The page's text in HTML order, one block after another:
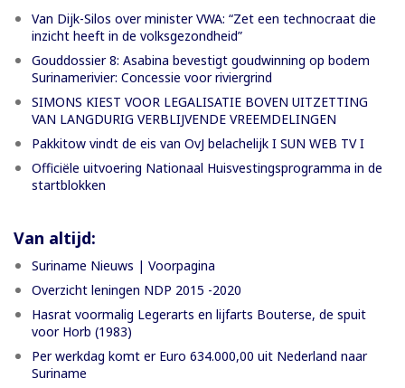
Van Dijk-Silos over minister VWA: “Zet een technocraat die
inzicht heeft in de volksgezondheid”
Gouddossier 8: Asabina bevestigt goudwinning op bodem
Surinamerivier: Concessie voor riviergrind
SIMONS KIEST VOOR LEGALISATIE BOVEN UITZETTING
VAN LANGDURIG VERBLIJVENDE VREEMDELINGEN
Pakkitow vindt de eis van OvJ belachelijk I SUN WEB TV I
Officiële uitvoering Nationaal Huisvestingsprogramma in de
startblokken
Van altijd:
Suriname Nieuws | Voorpagina
Overzicht leningen NDP 2015 -2020
Hasrat voormalig Legerarts en lijfarts Bouterse, de spuit
voor Horb (1983)
Per werkdag komt er Euro 634.000,00 uit Nederland naar
Suriname